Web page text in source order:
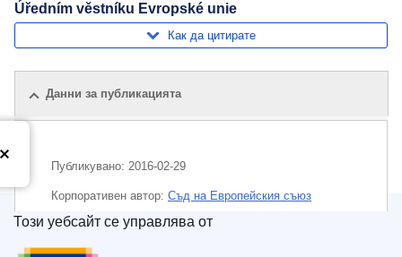
Úředním věstníku Evropské unie
Как да цитирате
Данни за публикацията
Публикувано: 2016-02-29
Корпоративен aвтор: Съд на Европейския съюз
Служба за публикации на Европейския съюз
Този уебсайт се управлява от